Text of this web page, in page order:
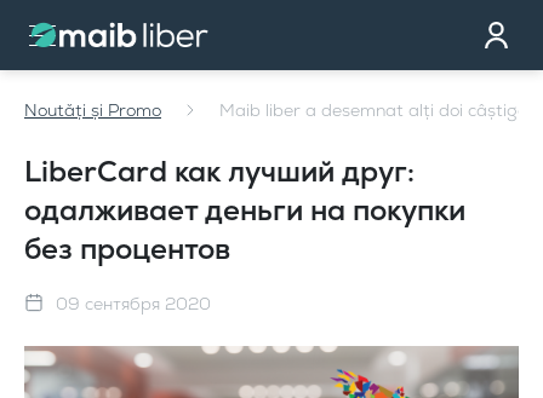
Контакт
стать клиентом
Noutăți și Promo Maib liber a desemnat alți doi
LiberCard как лучший друг:
одалживает деньги на покупки
без процентов
09 сентября 2020